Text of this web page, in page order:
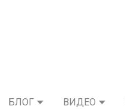
БЛОГ ВИДЕО